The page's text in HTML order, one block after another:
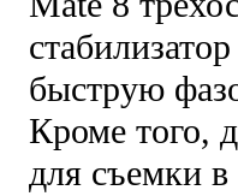
быструю
Кроме того,
для съемки в